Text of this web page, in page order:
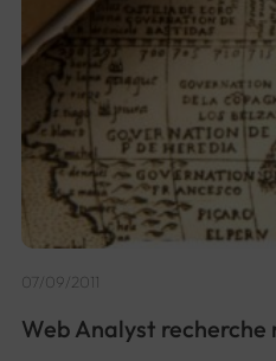
07/09/2011
Web Analyst recherche